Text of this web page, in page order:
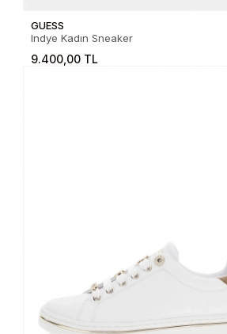
GUESS
Indye Kadın Sneaker
9.400,00 TL